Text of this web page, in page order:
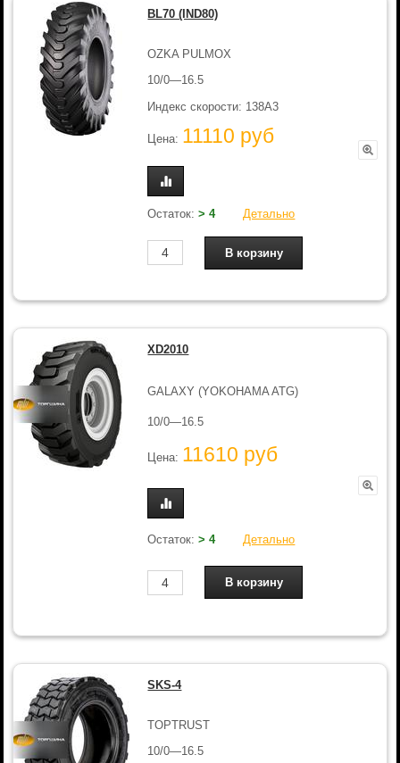
BL70 (IND80)
OZKA PULMOX
10/0—16.5
Индекс скорости: 138A3
Цена: 11110 руб
Остаток:> 4 Детально
XD2010
GALAXY (YOKOHAMA ATG)
10/0—16.5
Цена: 11610 руб
Остаток:> 4 Детально
SKS-4
TOPTRUST
10/0—16.5